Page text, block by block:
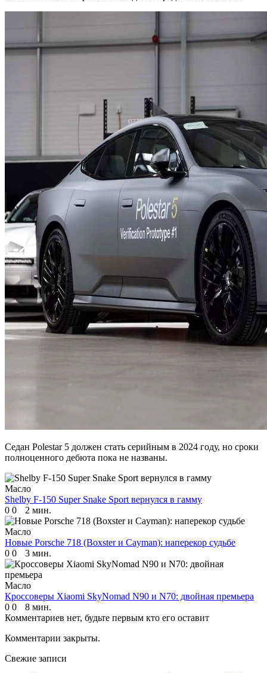
Седан Polestar 5 должен стать серийным в 2024 году, но сроки
полноценного дебюта пока не названы.
Масло
Shelby F-150 Super Snake Sport вернулся в гамму
0 0 2 мин.
Масло
Новые Porsche 718 (Boxster и Cayman): наперекор судьбе
0 0 3 мин.
Масло
Кроссоверы Xiaomi SkyNomad N90 и N70: двойная премьера
0 0
8 мин.
Комментариев нет, будьте первым кто его оставит
Комментарии закрыты.
Свежие записи